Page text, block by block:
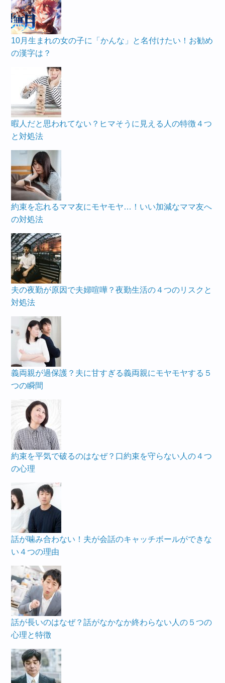
10月生まれの女の子に「かんな」と名付けたい！お勧め
の漢字は？
暇人だと思われてない？ヒマそうに見える人の特徴４つ
と対処法
約束を忘れるママ友にモヤモヤ…！いい加減なママ友へ
の対処法
夫の夜勤が原因で夫婦喧嘩？夜勤生活の４つのリスクと
対処法
義両親が過保護？夫に甘すぎる義両親にモヤモヤする５
つの瞬間
約束を平気で破るのはなぜ？口約束を守らない人の４つ
の心理
話が噛み合わない！夫が会話のキャッチボールができな
い４つの理由
話が長いのはなぜ？話がなかなか終わらない人の５つの
心理と特徴